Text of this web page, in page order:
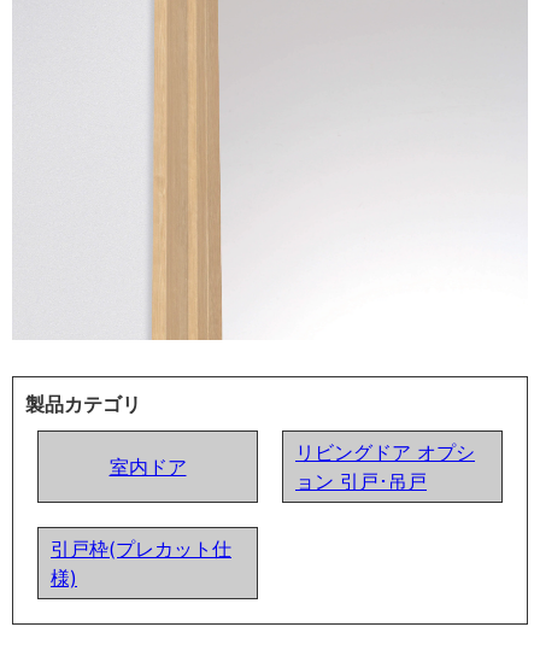
製品カテゴリ
室内ドア
リビングドア オプシ
ョン 引戸･吊戸
引戸枠(プレカット仕
様)